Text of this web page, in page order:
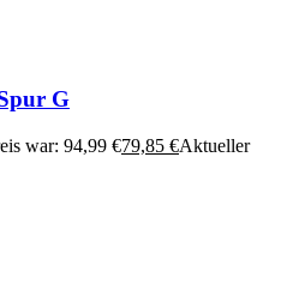
G
war: 94,99 €79,85 €Aktueller